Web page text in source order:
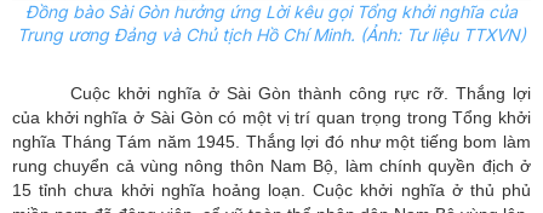
Đồng bào Sài Gòn hưởng ứng Lời kêu gọi Tổng khởi nghĩa của
Trung ương Đảng và Chủ tịch Hồ Chí Minh. (Ảnh: Tư liệu TTXVN)
Cuộc khởi nghĩa ở Sài Gòn thành công rực rỡ. Thắng lợi
của khởi nghĩa ở Sài Gòn có một vị trí quan trọng trong Tổng khởi
nghĩa Tháng Tám năm 1945. Thắng lợi đó như một tiếng bom làm
rung chuyển cả vùng nông thôn Nam Bộ, làm chính quyền địch ở
15 tỉnh chưa khởi nghĩa hoảng loạn. Cuộc khởi nghĩa ở thủ phủ